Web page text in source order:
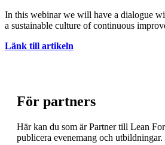
In this webinar we will have a dialogue
a sustainable culture of continuous
Länk till artikeln
För partners
Här kan du som är Partner till Lean
publicera evenemang och utbildningar.